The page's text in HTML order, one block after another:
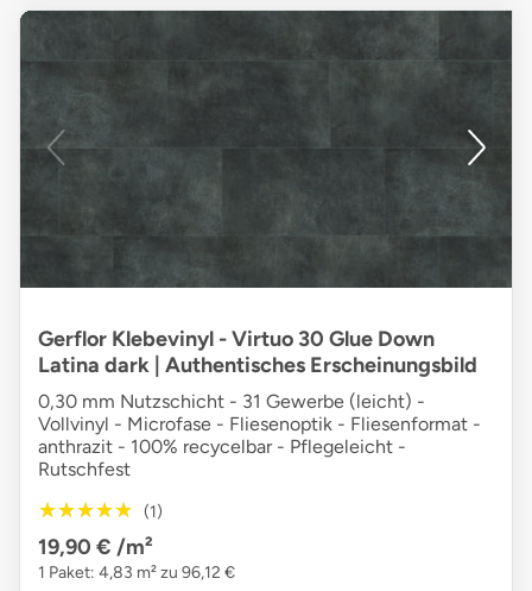
Gerflor Klebevinyl - Virtuo 30 Glue Down
Latina dark | Authentisches Erscheinungsbild
0,30 mm Nutzschicht - 31 Gewerbe (leicht) -
Vollvinyl - Microfase - Fliesenoptik - Fliesenformat -
anthrazit - 100% recycelbar - Pflegeleicht -
Rutschfest
★★★★★
★★★★★ (1)
19,90 € /m²
1 Paket: 4,83 m² zu 96,12 €